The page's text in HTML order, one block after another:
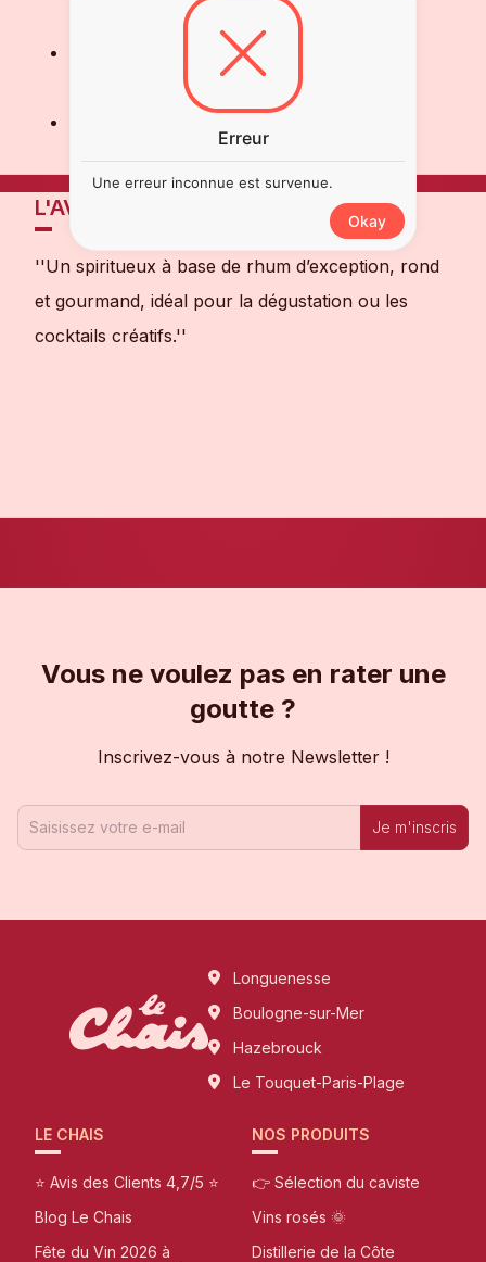
longue et chaleureuse
: Dégustation pure, sur glace,
cocktails raffinés
aromatique
L'AVIS DE NOTRE SOMMELIER
''Un spiritueux à base de rhum d’exception, rond
et gourmand, idéal pour la dégustation ou les
cocktails créatifs.''
Vous ne voulez pas en rater une
goutte ?
Inscrivez-vous à notre Newsletter !
Je m'inscris
Longuenesse
Boulogne-sur-Mer
Hazebrouck
Le Touquet-Paris-Plage
LE CHAIS
⭐ Avis des Clients 4,7/5 ⭐
Blog Le Chais
Fête du Vin 2026 à
NOS PRODUITS
👉 Sélection du caviste
Vins rosés 🌞
Distillerie de la Côte
Erreur
Une erreur inconnue est survenue.
Okay